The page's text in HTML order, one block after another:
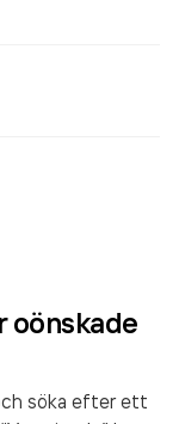
oönskade
söka efter ett